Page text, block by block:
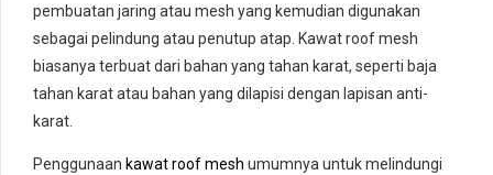
pembuatan jaring atau mesh yang kemudian digunakan
sebagai pelindung atau penutup atap. Kawat roof mesh
biasanya terbuat dari bahan yang tahan karat, seperti baja
tahan karat atau bahan yang dilapisi dengan lapisan anti-
karat.
Penggunaan kawat roof mesh umumnya untuk melindungi